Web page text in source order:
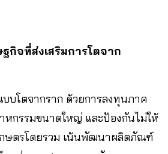
กิจที่ส่งเสริมการโตจาก
บบโตจากราก ด้วยการลงทุนภาค
หกรรมขนาดใหญ่ และป้องกันไม่ให้
ษตรโดยรวม เน้นพัฒนาผลิตภัณฑ์